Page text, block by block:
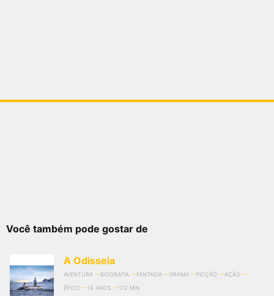
Você também pode gostar de
A Odisseia
AVENTURA BIOGRAFIA FANTASIA DRAMA FICÇÃO
AÇÃO
ÉPICO
14 ANOS 172 MIN